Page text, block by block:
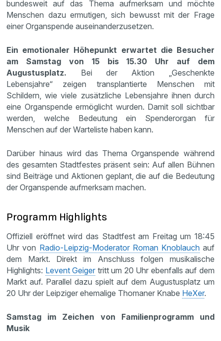
bundesweit auf das Thema aufmerksam und möchte
Menschen dazu ermutigen, sich bewusst mit der Frage
einer Organspende auseinanderzusetzen.
Ein emotionaler Höhepunkt erwartet die Besucher
am Samstag von 15 bis 15.30 Uhr auf dem
Augustusplatz. Bei der Aktion „Geschenkte
Lebensjahre“ zeigen transplantierte Menschen mit
Schildern, wie viele zusätzliche Lebensjahre ihnen durch
eine Organspende ermöglicht wurden. Damit soll sichtbar
werden, welche Bedeutung ein Spenderorgan für
Menschen auf der Warteliste haben kann.
Darüber hinaus wird das Thema Organspende während
des gesamten Stadtfestes präsent sein: Auf allen Bühnen
sind Beiträge und Aktionen geplant, die auf die Bedeutung
der Organspende aufmerksam machen.
Programm Highlights
Offiziell eröffnet wird das Stadtfest am Freitag um 18:45
Uhr von Radio-Leipzig-Moderator Roman Knoblauchauf
dem Markt. Direkt im Anschluss folgen musikalische
Highlights: Levent Geiger tritt um 20 Uhr ebenfalls auf dem
Markt auf. Parallel dazu spielt auf dem Augustusplatz um
20 Uhr der Leipziger ehemalige Thomaner Knabe HeXer.
Samstag im Zeichen von Familienprogramm und
Musik